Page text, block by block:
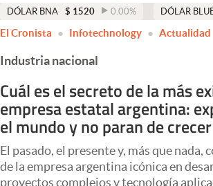
Economía y Política
Finanzas y Mercados
Mercados Online
Negocios
Columnistas
Apertura
CIO
DÓLAR BNA $ 1520 0.00% DÓLAR
El Cronista Infotechnology Actualidad
Industria nacional
Cuál es el secreto de la más
empresa estatal argentina:
el mundo y no paran de crecer
El pasado, el presente y, más que nada,
de la empresa argentina icónica en
proyectos complejos y tecnología